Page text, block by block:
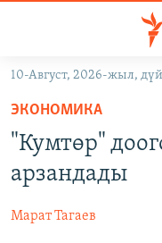
Навигацияга
өтүңүз
Издөөгө
салыңыз
КЫРГЫЗСТАН
КЫРГЫЗСТАН
ЭКОНОМИКА
ДҮЙНӨ
БОРБОР АЗИЯ
УКРАИНА
АТАЙЫН ИЛИКТӨӨ
10-Август, 2026-жыл,
ЭКОНОМИКА
"Кумтөр"
арзандады
Марат Тагаев